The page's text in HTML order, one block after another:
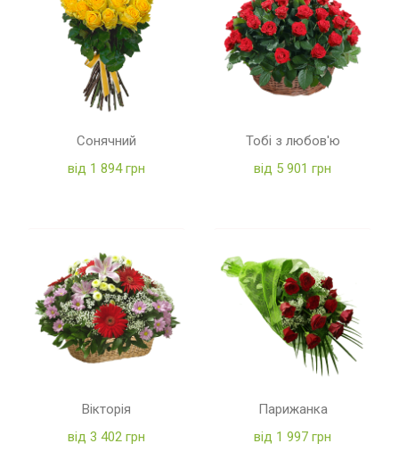
Сонячний
від 1 894 грн
Тобі з любов'ю
від 5 901 грн
Вікторія
від 3 402 грн
Парижанка
від 1 997 грн